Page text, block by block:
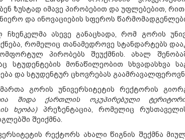
ზუსტად იმავე პირობებით და უფლებებით,
და ინოვაციების სფეროს
ჩხენკელმა ასევე განაცხადა, რომ გორის
რომელიც თანამედროვე სტანდარტებს
პირობებს შეუქმნის. ახალ
სტუდენტების მონაწილეობით სხვადასხვა
და სტუდენტურ ცხოვრებას
გორის უნივერსიტეტის რექტორის
შიდა ქართლის ოკუპირებული
ხეობა)პრეზენტაცია, რომელიც
შეიქმნა.
რექტორს ახალი წიგნის შექმნა